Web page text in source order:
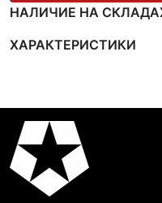
НАЛИЧИЕ НА
ХАРАКТЕРИСТИКИ